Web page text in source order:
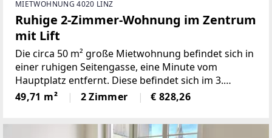
MIETWOHNUNG 4020 LINZ
Ruhige 2-Zimmer-Wohnung im Zentrum
mit Lift
Die circa 50 m² große Mietwohnung befindet sich in
einer ruhigen Seitengasse, eine Minute vom
Hauptplatz entfernt. Diese befindet sich im 3.
Obergeschoß eines gepflegten Wohnhauses mit
Lift. Im Wohnhaus herrscht eine ruhige Atmosphäre
49,71 m² 2 Zimmer € 828,26